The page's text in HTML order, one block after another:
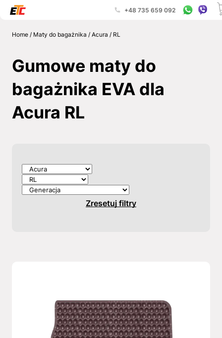
+48 735 659 092
Home/ Maty do bagażnika / Acura / RL
Gumowe maty do
bagażnika EVA dla
Acura RL
Zresetuj filtry